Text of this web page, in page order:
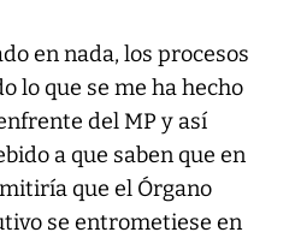
en nada, los procesos
lo que se me ha hecho
del MP y así
a que saben que en
que el Órgano
se entrometiese en